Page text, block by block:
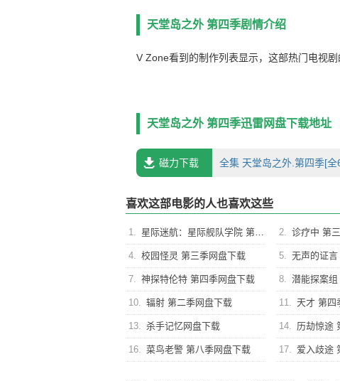
天堂岛之外 第四季剧情介绍
V Zone看到的制作列表显示，这部热门电视
天堂岛之外 第四季迅雷网盘下载地址
磁力下载 全集 天堂岛之外.第四季[
喜欢这部电影的人也喜欢这些
1. 星际迷航：星际舰队学院 第一季网盘下载 2. 诊疗中 第
4. 校园怪灵 第三季网盘下载 5. 无声的证言
7. 神探特伦特 第四季网盘下载 8. 潜能探案
10. 辐射 第二季网盘下载 11. 天才 第四
13. 杀手记忆网盘下载 14. 历劫惊途
16. 菜鸟老警 第八季网盘下载 17. 爱入歧途